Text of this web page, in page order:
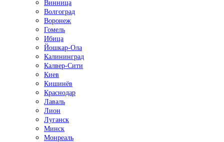
Винница
Волгоград
Воронеж
Гомель
Ибица
Йошкар-Ола
Калининград
Калвер-Сити
Киев
Кишинёв
Краснодар
Лаваль
Лион
Луганск
Минск
Монреаль